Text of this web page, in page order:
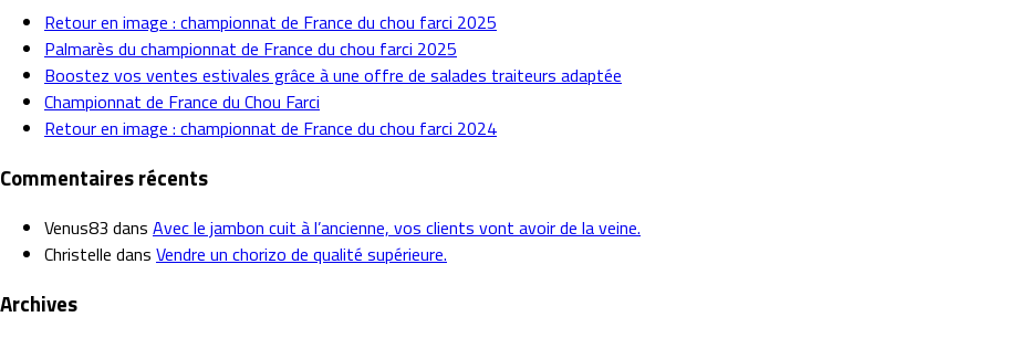
Retour en image : championnat de France du chou farci 2025
Palmarès du championnat de France du chou farci 2025
Boostez vos ventes estivales grâce à une offre de salades traiteurs adaptée
Championnat de France du Chou Farci
Retour en image : championnat de France du chou farci 2024
Commentaires récents
Venus83 dans Avec le jambon cuit à l’ancienne, vos clients vont avoir de la veine.
Christelle dans Vendre un chorizo de qualité supérieure.
Archives